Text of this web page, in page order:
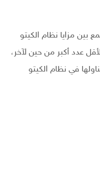
بين مزايا نظام الكيتو
عدد أكبر من حين لآخر،
في نظام الكيتو